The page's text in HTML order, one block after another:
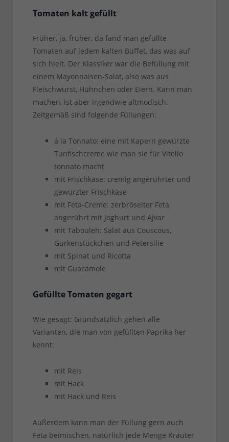
Tomaten kalt gefüllt
Früher, ja, früher, da fand man gefüllte
Tomaten auf jedem kalten Büffet, das was auf
sich hielt. Der Klassiker war die Befüllung mit
einem Mayonnaisen-Salat, also was aus
Fleischwurst, Hühnchen oder Eiern. Kann man
machen, ist aber irgendwie altmodisch.
Zeitgemäß sind folgende Füllungen:
á la Tonnato: eine mit Kapern gewürzte
Tunfischcreme wie man sie für Vitello
tonnato macht
mit Frischkäse: cremig angerührter und
gewürzter Frischkäse
mit Feta-Creme: zerbröselter Feta
angerührt mit Joghurt und Ajvar
mit Tabouleh: Salat aus Couscous,
Gurkenstückchen und Petersilie
mit Spinat und Ricotta
mit Guacamole
Gefüllte Tomaten gegart
Wie gesagt: Grundsätzlich gehen alle
Varianten, die man von gefüllten Paprika her
kennt:
mit Reis
mit Hack
mit Hack und Reis
Außerdem kann man der Füllung gern auch
Feta beimischen, natürlich jede Menge Kräuter